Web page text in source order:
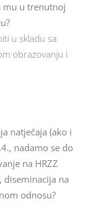
mu u trenutnoj
u skladu sa
obrazovanju i
natječaja (ako i
nadamo se do
na HRZZ
na
odnosu?